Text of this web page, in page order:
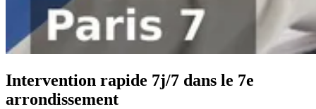
Intervention rapide 7j/7 dans le 7e
arrondissement